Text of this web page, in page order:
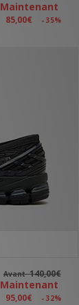
Maintenant
85,00€ - 35%
Avant140,00€
Maintenant
95,00€ - 32%